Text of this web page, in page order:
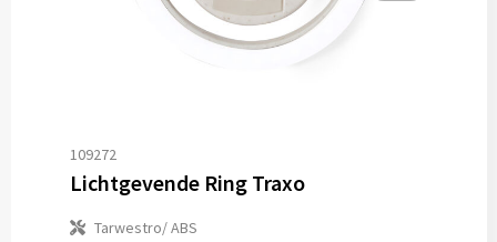
109272
Lichtgevende Ring Traxo
Tarwestro/ ABS